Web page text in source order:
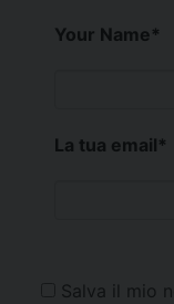
Your Name*
La tua email*
Salva il mio